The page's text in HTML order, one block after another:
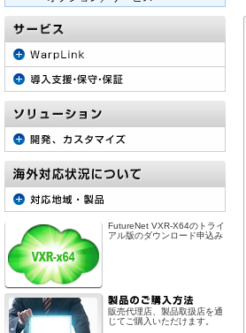
FutureNet VXR-X64のトライ
アル版のダウンロード申込み
販売代理店、製品取扱店を通
じてご購入いただけます。